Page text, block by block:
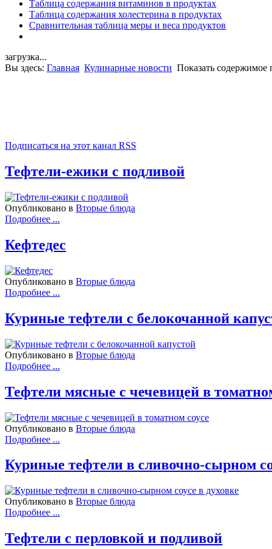
Таблица содержания витаминов в продуктах
Таблица содержания холестерина в продуктах
Сравнительная таблица меры и веса продуктов
загрузка...
Вы здесь: Главная Кулинарные новости Показать содержимое
Подписаться на этот канал RSS
Тефтели-ежики с подливой
Опубликовано в Вторые блюда
Подробнее ...
Кефтедес
Опубликовано в Вторые блюда
Подробнее ...
Куриные тефтели с белокочанной
Опубликовано в Вторые блюда
Подробнее ...
Тефтели мясные с чечевицей в
Опубликовано в Вторые блюда
Подробнее ...
Куриные тефтели в сливочно-сырном
Опубликовано в Вторые блюда
Подробнее ...
Тефтели с перловкой и подливой